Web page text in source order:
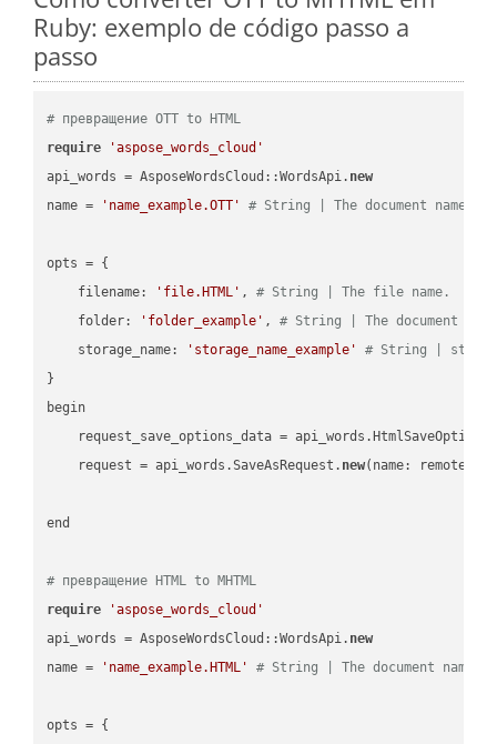
Ruby: exemplo de código passo a
passo
# превращение OTT to HTML
require
'aspose_words_cloud'
api_words = AsposeWordsCloud::WordsApi. new
name =
'name_example.OTT' # String | The document name.
opts = {
    filename:
'file.HTML' , # String | The file name.
    folder:
'folder_example' , # String | The document
    storage_name:
'storage_name_example'
# String |
}
begin
request_save_options_data =
    request = api_words.SaveAsRequest.
new(name:
end
# превращение HTML to MHTML
require
'aspose_words_cloud'
api_words = AsposeWordsCloud::WordsApi. new
name =
'name_example.HTML' # String | The document name.
opts = {